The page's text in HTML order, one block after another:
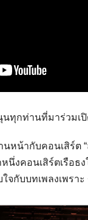
กท่านที่มาร่วมเ
หน้ากับคอนเสิร์ต “
หนึ่งคอนเสิร์ตเรือธ
จกับบทเพลงเพร